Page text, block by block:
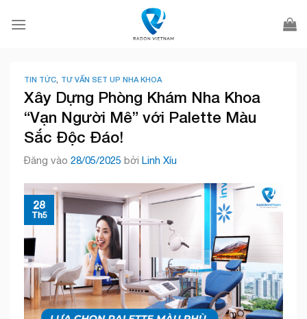
qua
TIN TỨC TƯ VẤN SET UP NHA KHOA
Xây Dựng Phòng Khám Nha Khoa
“Vạn Người Mê” với Palette Màu
Sắc Độc Đáo!
Đăng vào 28/05/2025 bởi Linh Xíu
28
Th5